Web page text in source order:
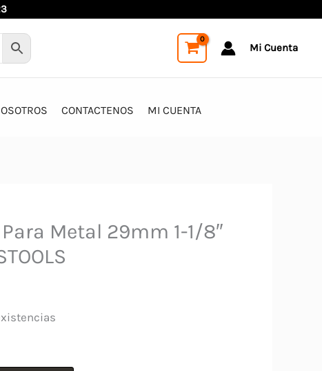
Mi Cuenta
CONTACTENOS MI CUENTA
Metal 29mm 1-1/8″